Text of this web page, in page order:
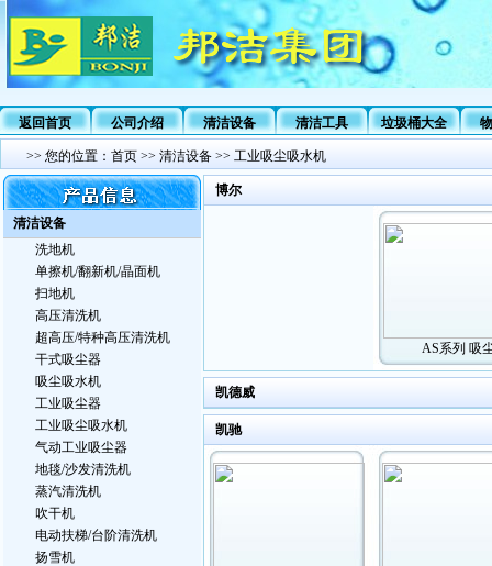
返回首页 公司介绍 清洁设备 清洁工具 垃圾桶大全
>> 您的位置： 首页 >> 清洁设备 >> 工业吸尘吸水机
清洁设备
洗地机
单擦机/翻新机/晶面机
扫地机
高压清洗机
超高压/特种高压清洗机
干式吸尘器
吸尘吸水机
工业吸尘器
工业吸尘吸水机
气动工业吸尘器
地毯/沙发清洗机
蒸汽清洗机
吹干机
电动扶梯/台阶清洗机
扬雪机
博尔
AS系列 吸
凯德威
凯驰